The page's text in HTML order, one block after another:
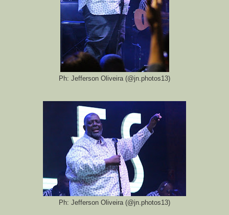
Ph: Jefferson Oliveira (@jn.photos13)
Ph: Jefferson Oliveira (@jn.photos13)